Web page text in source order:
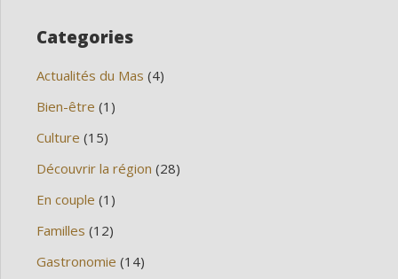
Categories
Actualités du Mas (4)
Bien-être (1)
Culture (15)
Découvrir la région (28)
En couple (1)
Familles (12)
Gastronomie (14)